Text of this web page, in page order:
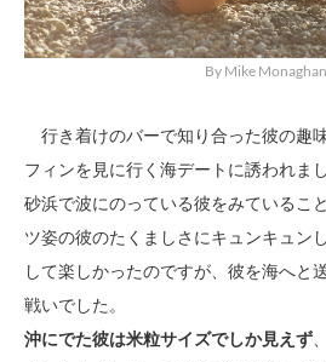
By Mike
行き着けのバーで知り合った彼の趣
フィンを見に行く海デートに誘われま
砂浜で波にのっている彼をみているこ
ツ姿の彼のたくましさにキュンキュン
して楽しかったのですが、彼を海へと
戦いでした。
沖にでた彼は米粒サイズでしか見えず